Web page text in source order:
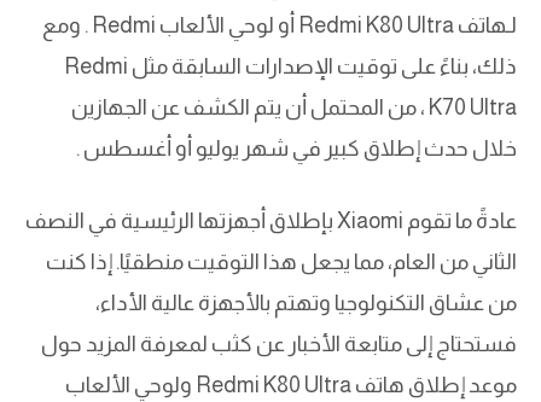
لـهاتف Redmi K80 Ultra أو لوحي الألعاب Redmi . ومع
ذلك، بناءً على توقيت الإصدارات السابقة مثل Redmi
K70 Ultra ، من المحتمل أن يتم الكشف عن الجهازين
خلال حدث إطلاق كبير في شهر يوليو أو أغسطس .
عادةً ما تقوم Xiaomi بإطلاق أجهزتها الرئيسية في النصف
الثاني من العام، مما يجعل هذا التوقيت منطقيًا. إذا كنت
من عشاق التكنولوجيا وتهتم بالأجهزة عالية الأداء،
فستحتاج إلى متابعة الأخبار عن كثب لمعرفة المزيد حول
موعد إطلاق هاتف Redmi K80 Ultra ولوحي الألعاب